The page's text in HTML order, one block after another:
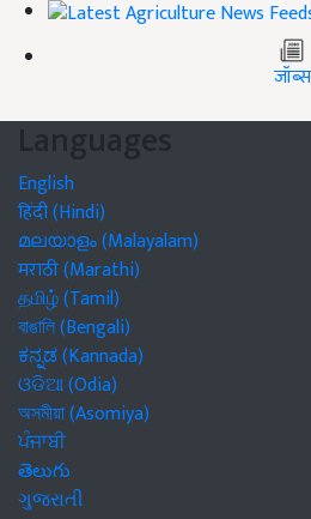
जॉब्स
Languages
English
हिंदी (Hindi)
മലയാളം (Malayalam)
मराठी (Marathi)
தமிழ் (Tamil)
বাঙালি (Bengali)
ಕನ್ನಡ (Kannada)
ଓଡିଆ (Odia)
অসমীয়া (Asomiya)
ਪੰਜਾਬੀ
తెలుగు
ગુજરાતી